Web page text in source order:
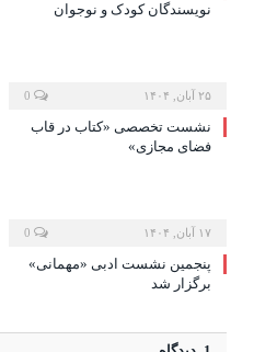
نویسندگان کودک و نوجوان
۲۵ آبان, ۱۴۰۴
نشست تخصصی «کتاب در قاب
فضای مجازی»
۱۷ آبان, ۱۴۰۴
پنجمین نشست ادبی «مهمانی»
برگزار شد